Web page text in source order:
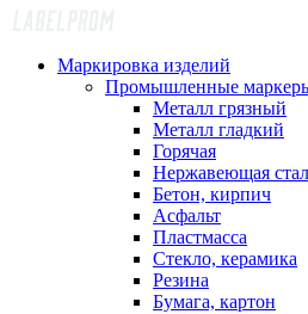
Маркировка изделий
Промышленные
Металл грязный
Металл гладкий
Горячая
Нержавеющая
Бетон, кирпич
Асфальт
Пластмасса
Стекло, керамика
Резина
Бумага, картон